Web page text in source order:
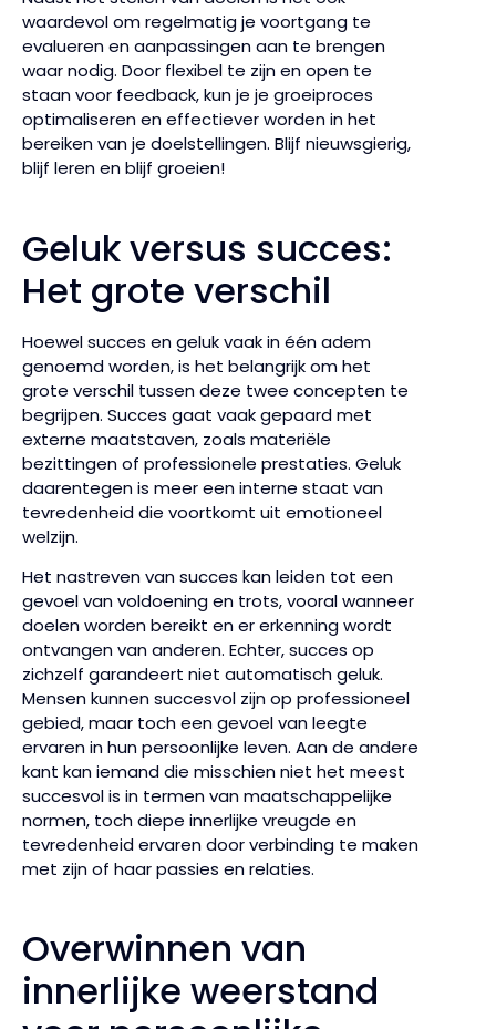
waardevol om regelmatig je voortgang te
evalueren en aanpassingen aan te brengen
waar nodig. Door flexibel te zijn en open te
staan voor feedback, kun je je groeiproces
optimaliseren en effectiever worden in het
bereiken van je doelstellingen. Blijf nieuwsgierig,
blijf leren en blijf groeien!
Geluk versus succes:
Het grote verschil
Hoewel succes en geluk vaak in één adem
genoemd worden, is het belangrijk om het
grote verschil tussen deze twee concepten te
begrijpen. Succes gaat vaak gepaard met
externe maatstaven, zoals materiële
bezittingen of professionele prestaties. Geluk
daarentegen is meer een interne staat van
tevredenheid die voortkomt uit emotioneel
welzijn.
Het nastreven van succes kan leiden tot een
gevoel van voldoening en trots, vooral wanneer
doelen worden bereikt en er erkenning wordt
ontvangen van anderen. Echter, succes op
zichzelf garandeert niet automatisch geluk.
Mensen kunnen succesvol zijn op professioneel
gebied, maar toch een gevoel van leegte
ervaren in hun persoonlijke leven. Aan de andere
kant kan iemand die misschien niet het meest
succesvol is in termen van maatschappelijke
normen, toch diepe innerlijke vreugde en
tevredenheid ervaren door verbinding te maken
met zijn of haar passies en relaties.
Overwinnen van
innerlijke weerstand